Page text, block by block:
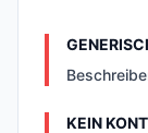
KEIN